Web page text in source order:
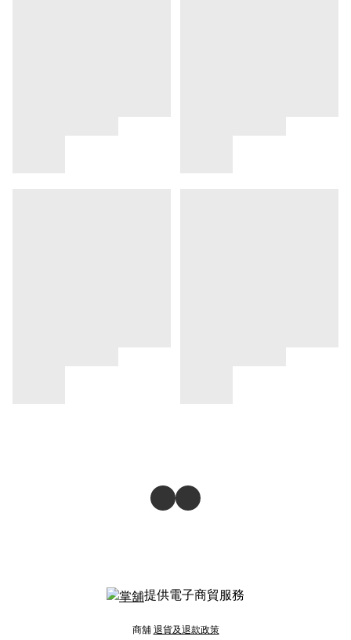
提供電子商貿服務
商舖 退貨及退款政策